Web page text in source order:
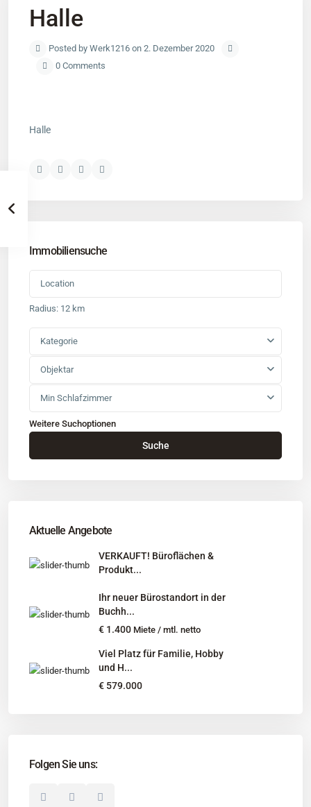
Halle
Posted by Werk1216 on 2. Dezember 2020
0 Comments
Halle
Immobiliensuche
Radius: 12 km
Kategorie
Objektar
Min Schlafzimmer
Weitere Suchoptionen
Suche
Aktuelle Angebote
VERKAUFT! Büroflächen &
Produkt...
Ihr neuer Bürostandort in der
Buchh...
€ 1.400 Miete / mtl. netto
Viel Platz für Familie, Hobby
und H...
€ 579.000
Folgen Sie uns:
Kontakt
: Buchholz in der Nordheide
Unternehmen
Immobilienangebote
© 2025 Borkenhagen Immobilien. Alle Rechte vorbehalten.